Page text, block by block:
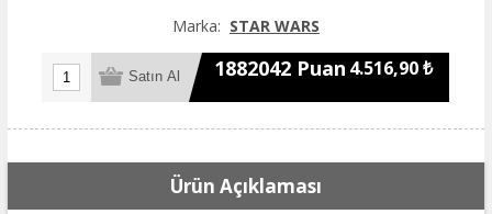
Marka: STAR WARS
1882042 Puan 4.516,90 ₺
Ürün Açıklaması